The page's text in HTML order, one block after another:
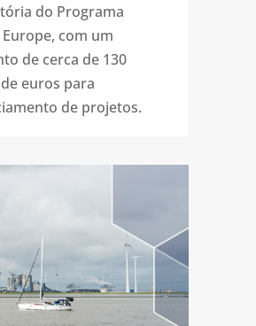
do Programa
com um
de cerca de 130
euros para
de projetos.